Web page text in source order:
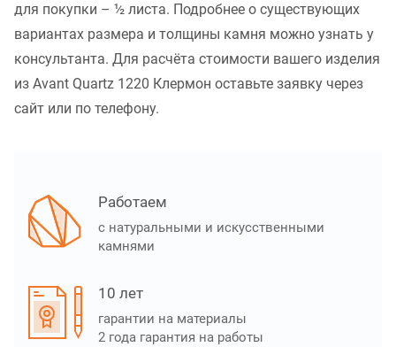
для покупки – ½ листа. Подробнее о существующих
вариантах размера и толщины камня можно узнать у
консультанта. Для расчёта стоимости вашего изделия
из Avant Quartz 1220 Клермон оставьте заявку через
сайт или по телефону.
Работаем
с натуральными и искусственными
камнями
10 лет
гарантии на материалы
2 года гарантия на работы